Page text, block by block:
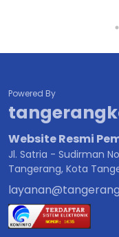
Powered By
Website Resmi
Jl. Satria - Sudirman
Tangerang, Kota